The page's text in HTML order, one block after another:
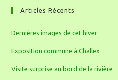
Articles Récents
Dernières images de cet hiver
Exposition commune à Challex
Visite surprise au bord de la rivière